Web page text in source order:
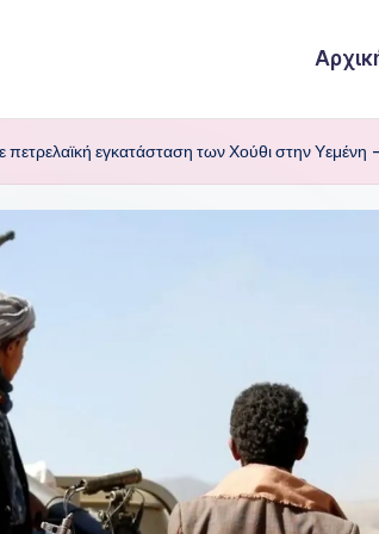
εγκατάσταση των Χούθι στην Υεμένη –